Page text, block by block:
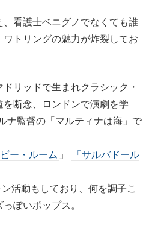
看護士ベニグノでなくても誰
トリングの魅力が炸裂してお
リッドで生まれクラシック・
断念、ロンドンで演劇を学
ナ監督の「マルティナは海」で
ー・ルーム 」
「サルバドール
活動もしており、何を調子こ
ぽいポップス。